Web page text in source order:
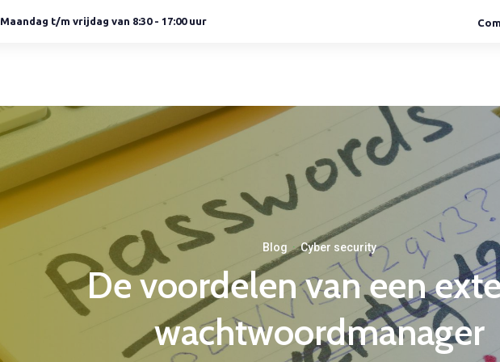
Maandag t/m vrijdag van 8:30 - 17:00 uur
oplossingen
Telefonie
LEES MEER
Security
LEES MEER
LEES MEER
LEES MEER
Blog ·Cyber security
De voordelen van een
wachtwoordmanager